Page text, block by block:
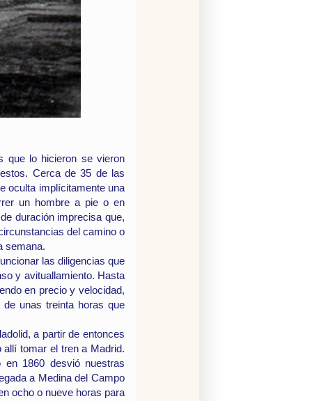
que lo hicieron se vieron
Cerca de 35 de las
oculta implícitamente una
un hombre a pie o en
duración imprecisa que,
del camino o
semana.
las diligencias que
y avituallamiento. Hasta
en precio y velocidad,
unas treinta horas que
a partir de entonces
allí tomar el tren a Madrid.
en 1860 desvió nuestras
a Medina del Campo
ocho o nueve horas para